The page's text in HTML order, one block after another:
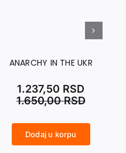
ANARCHY IN THE UKR
1.650,00RSD
1.237,50 RSD
Dodaj u korpu